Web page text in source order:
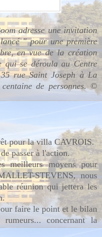
adresse une invitation
" pour une première
en vue de la création
qui se déroula au Centre
rue Saint Joseph à La
de personnes. ©
pour la villa CAVROIS.
passer à l'action.
meilleurs moyens pour
STEVENS, nous
réunion qui jettera les
faire le point et le bilan
concernant la